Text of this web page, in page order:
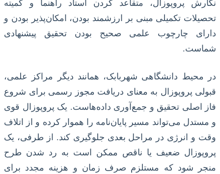
نگارش پروپوزال، متقاعد کردن استاد راهنما و کمیته
تحصیلات تکمیلی مبنی بر ارزشمند بودن، امکان‌پذیر بودن و
دارای چارچوب علمی صحیح بودن تحقیق پیشنهادی
شماست.
در محیط دانشگاهی شهربابک، همانند دیگر مراکز علمی،
قبولی پروپوزال به معنای دریافت مجوز رسمی برای شروع
فاز اصلی تحقیق و جمع‌آوری داده‌هاست. یک پروپوزال قوی
و مستدل می‌تواند مسیر پایان‌نامه را هموار کرده و از اتلاف
وقت و انرژی در مراحل بعدی جلوگیری کند. از طرفی، یک
پروپوزال ضعیف یا ناقص ممکن است به رد شدن طرح
منجر شود که مستلزم صرف زمان و هزینه مجدد برای